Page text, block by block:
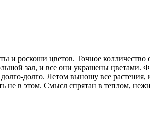
роскоши цветов. Точное колличество
зал, и все они украшены цветами.
долго. Летом выношу все
не в этом. Смысл спрятан в теплом,